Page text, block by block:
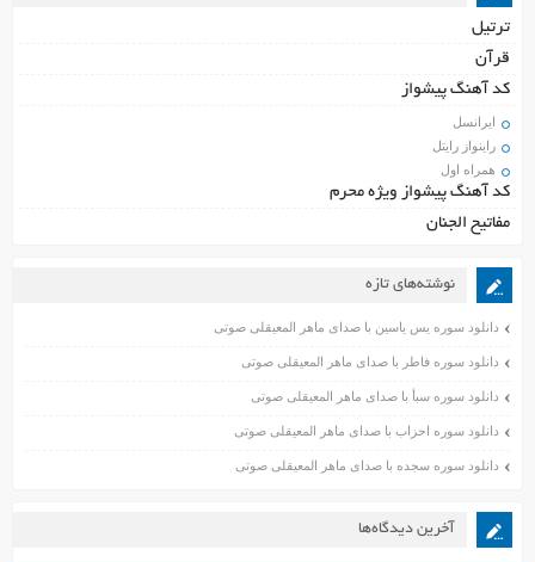
ترتیل
قرآن
کد آهنگ پیشواز
ایرانسل
راینواز رایتل
همراه اول
کد آهنگ پیشواز ویژه محرم
مفاتیح الجنان
نوشته‌های تازه
دانلود سوره یس یاسین با صدای ماهر المعیقلی صوتی
دانلود سوره فاطر با صدای ماهر المعیقلی صوتی
دانلود سوره سبأ با صدای ماهر المعیقلی صوتی
دانلود سوره احزاب با صدای ماهر المعیقلی صوتی
دانلود سوره سجده با صدای ماهر المعیقلی صوتی
آخرین دیدگاه‌ها